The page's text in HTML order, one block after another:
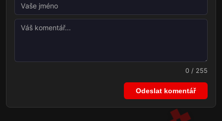
0 / 255
Odeslat komentář